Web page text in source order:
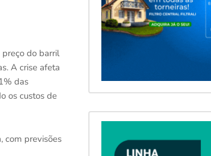
do barril
A crise afeta
das
os custos de
com previsões